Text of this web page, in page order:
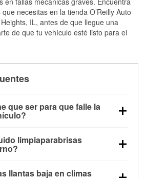
necesitas en la tienda O’Reilly Auto
IL, antes de que llegue una
de que tu vehículo esté listo para el
que ser para que falle la
y puede perder hasta la mitad de
cerca de los 0 °F, lo que
limpiaparabrisas
llantas baja en climas